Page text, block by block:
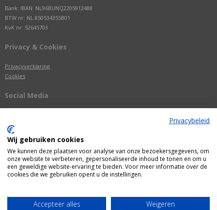
Bank: IBAN NL96BUNQ2205912488
BTW nr: NL.850534355B01
KvK nr: 52645703
Privacy & Cookies
Privacyverklaring
Cookies
Social Media
Privacybeleid
Wij gebruiken cookies
We kunnen deze plaatsen voor analyse van onze bezoekersgegevens, om
onze website te verbeteren, gepersonaliseerde inhoud te tonen en om u
een geweldige website-ervaring te bieden. Voor meer informatie over de
cookies die we gebruiken opent u de instellingen.
Accepteer alles Weigeren